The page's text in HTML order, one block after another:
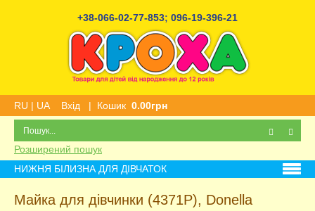
+38-066-02-77-853; 096-19-396-21
RU | UA Вхід | Кошик 0.00грн
Розширений пошук
НИЖНЯ БІЛИЗНА ДЛЯ ДІВЧАТОК
Майка для дівчинки (4371P), Donella